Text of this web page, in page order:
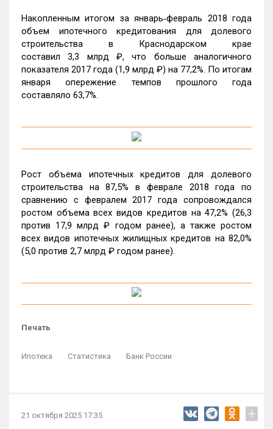
Накопленным итогом за январь‑февраль 2018 года
объем ипотечного кредитования для долевого
строительства в Краснодарском крае
составил 3,3 млрд ₽, что больше аналогичного
показателя 2017 года (1,9 млрд ₽) на 77,2%. По итогам
января опережение темпов прошлого года
составляло 63,7%.
Рост объема ипотечных кредитов для долевого
строительства на 87,5% в феврале 2018 года по
сравнению с февралем 2017 года сопровождался
ростом объема всех видов кредитов на 47,2% (26,3
против 17,9 млрд ₽ годом ранее), а также ростом
всех видов ипотечных жилищных кредитов на 82,0%
(5,0 против 2,7 млрд ₽ годом ранее).
Печать
Ипотека Статистика Банк России
21 октября 2025 17:35 +